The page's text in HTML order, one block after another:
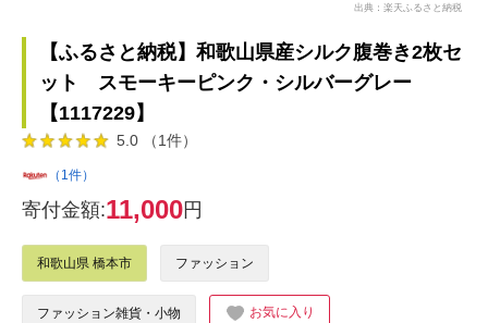
出典：楽天ふるさと納税
【ふるさと納税】和歌山県産シルク腹巻き2枚セ
ット スモーキーピンク・シルバーグレー
【1117229】
5.0 （1件）
（1件）
寄付金額:11,000円
和歌山県 橋本市 ファッション
ファッション雑貨・小物 お気に入り